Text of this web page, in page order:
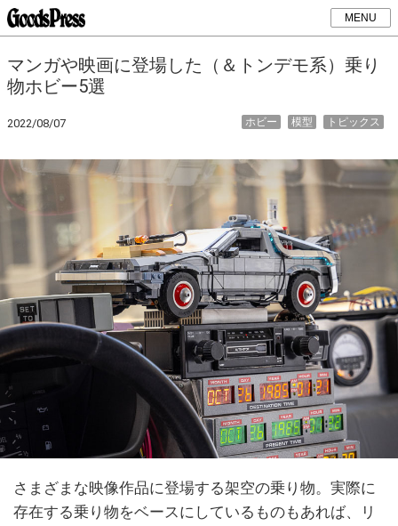
MENU
マンガや映画に登場した（＆トンデモ系）乗り
物ホビー5選
2022/08/07 トピックス
模型
ホビー
さまざまな映像作品に登場する架空の乗り物。実際に
存在する乗り物をベースにしているものもあれば、リ